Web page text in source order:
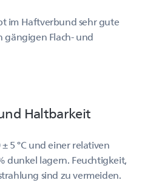
im Haftverbund sehr gute
gängigen Flach- und
Haltbarkeit
5 °C und einer relativen
dunkel lagern. Feuchtigkeit,
sind zu vermeiden.